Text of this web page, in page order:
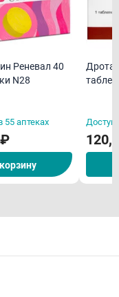
Реневал 40
N28
55 аптеках